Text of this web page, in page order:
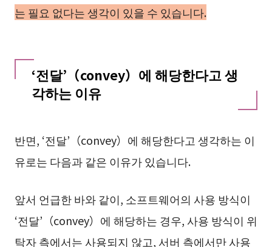
는 필요 없다는 생각이 있을 수 있습니다.
‘전달’（convey）에 해당한다고 생
각하는 이유
반면, ‘전달’（convey）에 해당한다고 생각하는 이
유로는 다음과 같은 이유가 있습니다.
앞서 언급한 바와 같이, 소프트웨어의 사용 방식이
‘전달’（convey）에 해당하는 경우, 사용 방식이 위
탁자 측에서는 사용되지 않고, 서버 측에서만 사용